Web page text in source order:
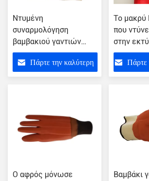
Ντυμένη
συναρμολόγηση
βαμβακιού γαντιών
σχεδίου μόδας PVC που
ευθυγραμμίζει την
υψηλή διάρκεια
Πάρτε την καλύτερη
Το μακρύ
που
στην
βύθισης
Πάρτε
Ο αφρός μόνωσε
Βαμβάκι